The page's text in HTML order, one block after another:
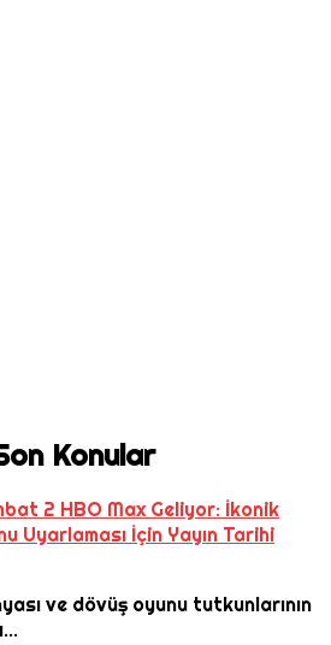
Konular
2 HBO Max Geliyor: İkonik
Uyarlaması İçin Yayın Tarihi
ve dövüş oyunu tutkunlarının